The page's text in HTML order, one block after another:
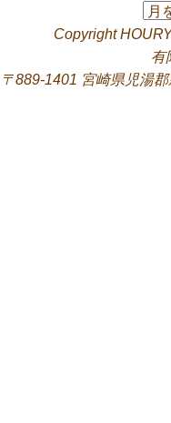
過
去
の
日
Copyright
有
〒889-1401 宮崎県児湯